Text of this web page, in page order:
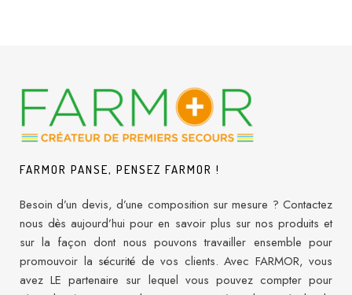
FARMOR PANSE, PENSEZ FARMOR !
Besoin d’un devis, d’une composition sur mesure ? Contactez
nous dès aujourd’hui pour en savoir plus sur nos produits et
sur la façon dont nous pouvons travailler ensemble pour
promouvoir la sécurité de vos clients. Avec FARMOR, vous
avez LE partenaire sur lequel vous pouvez compter pour